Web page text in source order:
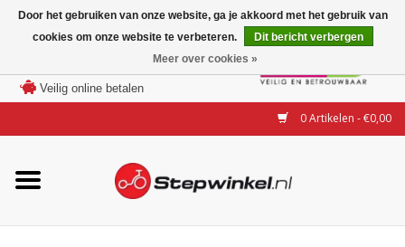
Veilig online betalen
0 Artikelen - €0,00
Merken
Modellen
Accessoires
Door het gebruiken van onze website, ga je akkoord met het gebruik van
cookies om onze website te verbeteren.
Dit bericht verbergen
Meer over cookies »